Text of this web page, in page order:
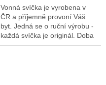
Vonná svíčka je vyrobena v
ČR a příjemně provoní Váš
byt. Jedná se o ruční výrobu -
každá svíčka je originál. Doba
hoření: 303 hRozměry V/Š/H: